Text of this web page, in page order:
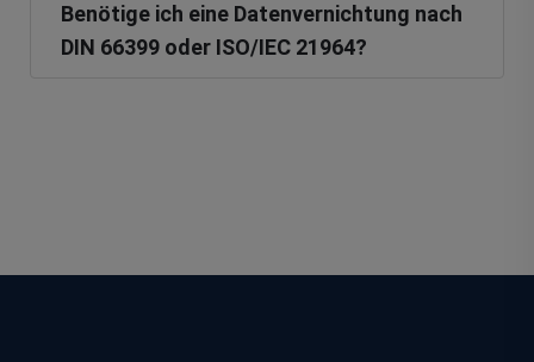
Benötige ich eine Datenvernichtung nach
DIN 66399 oder ISO/IEC 21964?